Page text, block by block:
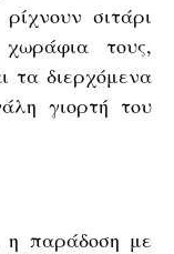
σιτάρι
τους,
τα διερχόμενα
γιορτή του
η παράδοση με